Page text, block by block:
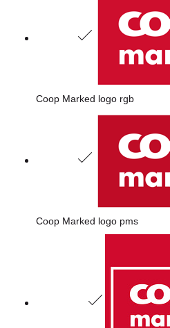
Coop Marked logo rgb
Coop Marked logo pms